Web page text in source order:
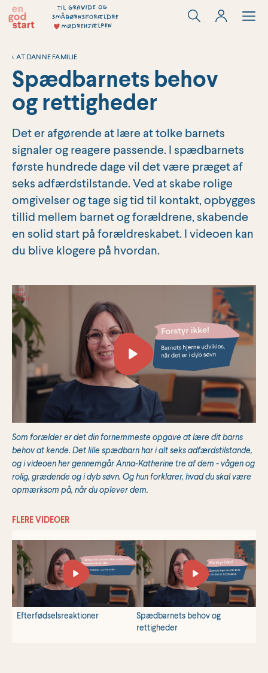
Hop
< AT DANNE FAMILIE
Spædbarnets behov
og rettigheder
Det er afgørende at lære at tolke barnets
signaler og reagere passende. I spædbarnets
første hundrede dage vil det være præget af
seks adfærdstilstande. Ved at skabe rolige
omgivelser og tage sig tid til kontakt, opbygges
tillid mellem barnet og forældrene, skabende
en solid start på forældreskabet. I videoen kan
du blive klogere på hvordan.
Som forælder er det din fornemmeste opgave at lære dit barns
behov at kende. Det lille spædbarn har i alt seks adfærdstilstande,
og i videoen her gennemgår Anna-Katherine tre af dem - vågen og
rolig, grædende og i dyb søvn. Og hun forklarer, hvad du skal være
opmærksom på, når du oplever dem.
FLERE VIDEOER
Efterfødselsreaktioner
Spædbarnets behov og
rettigheder